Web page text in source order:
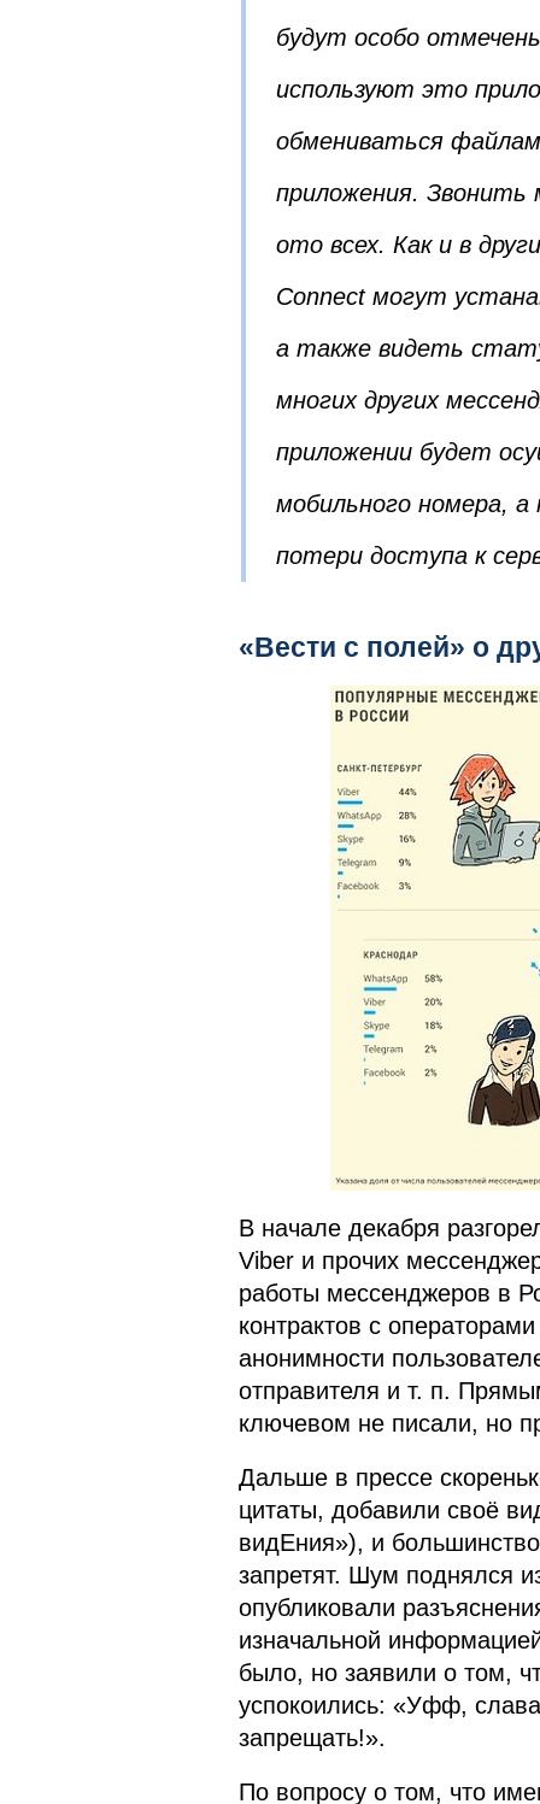
будут особо
используют это
обмениваться
приложения. Звонить
ото всех. Как и в
Connect могут
а также видеть
многих других
приложении будет
мобильного номера,
потери доступа к
«Вести с полей» о
В начале декабря
Viber и прочих
работы мессенджеров в
контрактов с
анонимности
отправителя и т. п.
ключевом не писали, но
Дальше в прессе
цитаты, добавили своё
видЕния»), и
запретят. Шум поднялся
опубликовали
изначальной
было, но заявили о том,
успокоились: «Уфф,
запрещать!».
По вопросу о том, что